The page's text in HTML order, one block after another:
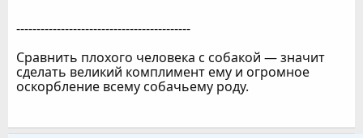
-------------------------------------------
Сравнить плохого человека с собакой — значит
сделать великий комплимент ему и огромное
оскорбление всему собачьему роду.